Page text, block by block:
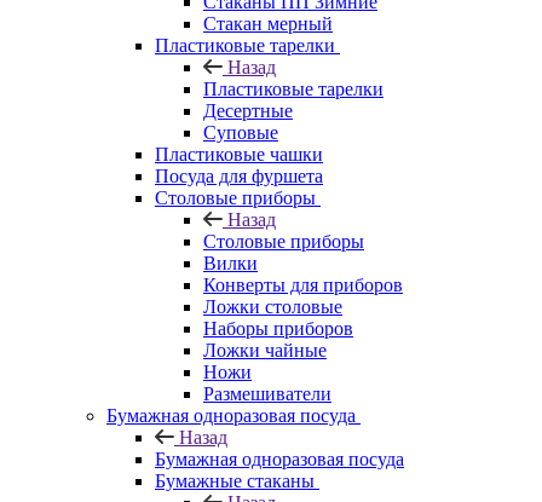
Стакан мерный
Пластиковые тарелки
Назад
Пластиковые тарелки
Десертные
Суповые
Пластиковые чашки
Посуда для фуршета
Столовые приборы
Назад
Столовые приборы
Вилки
Конверты для приборов
Ложки столовые
Наборы приборов
Ложки чайные
Ножи
Размешиватели
Бумажная одноразовая посуда
Назад
Бумажная одноразовая посуда
Бумажные стаканы